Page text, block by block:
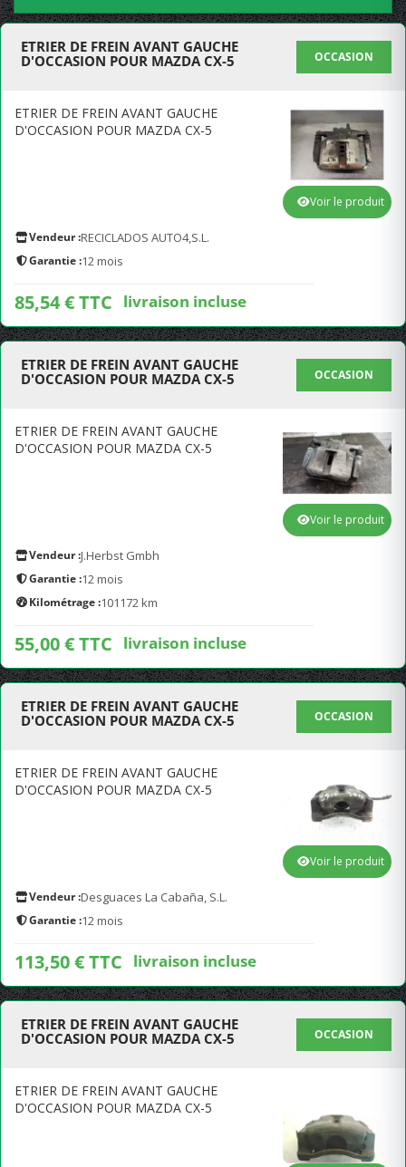
ETRIER DE FREIN AVANT GAUCHE
D'OCCASION POUR MAZDA CX-5
OCCASION
ETRIER DE FREIN AVANT GAUCHE
D'OCCASION POUR MAZDA CX-5
Vendeur :RECICLADOS AUTO4,S.L.
Garantie :12 mois
85,54 € TTC livraison incluse
Voir le produit
ETRIER DE FREIN AVANT GAUCHE
D'OCCASION POUR MAZDA CX-5
OCCASION
ETRIER DE FREIN AVANT GAUCHE
D'OCCASION POUR MAZDA CX-5
Vendeur :J.Herbst Gmbh
Garantie :12 mois
Kilométrage :101172 km
55,00 € TTC livraison incluse
Voir le produit
ETRIER DE FREIN AVANT GAUCHE
D'OCCASION POUR MAZDA CX-5
OCCASION
ETRIER DE FREIN AVANT GAUCHE
D'OCCASION POUR MAZDA CX-5
Vendeur :Desguaces La Cabaña, S.L.
Garantie :12 mois
113,50 € TTC livraison incluse
Voir le produit
ETRIER DE FREIN AVANT GAUCHE
D'OCCASION POUR MAZDA CX-5
OCCASION
ETRIER DE FREIN AVANT GAUCHE
D'OCCASION POUR MAZDA CX-5